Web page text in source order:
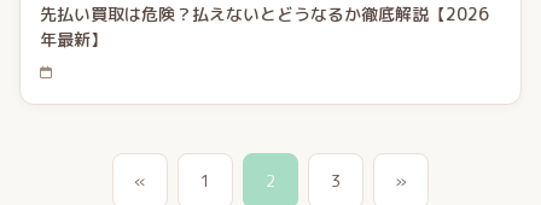
先払い買取は危険？払えないとどうなるか徹底解説【2026
年最新】
« 1 2 3 »